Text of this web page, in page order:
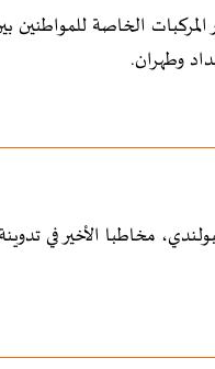
الخاصة للمواطنين
وطهران.
مخاطبا الأخير في